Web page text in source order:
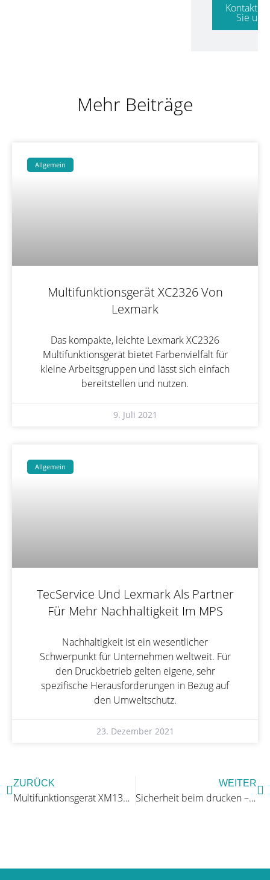
Sie uns!
Mehr Beiträge
Allgemein
Multifunktionsgerät XC2326 Von
Lexmark
Das kompakte, leichte Lexmark XC2326
Multifunktionsgerät bietet Farbenvielfalt für
kleine Arbeitsgruppen und lässt sich einfach
bereitstellen und nutzen.
9. Juli 2021
Allgemein
TecService Und Lexmark Als Partner
Für Mehr Nachhaltigkeit Im MPS
Nachhaltigkeit ist ein wesentlicher
Schwerpunkt für Unternehmen weltweit. Für
den Druckbetrieb gelten eigene, sehr
spezifische Herausforderungen in Bezug auf
den Umweltschutz.
23. Dezember 2021
ZURÜCK
Multifunktionsgerät XM1342 von Lexmark
WEITER
Sicherheit beim drucken – Was Sie beachten sollten!